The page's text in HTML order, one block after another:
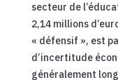
secteur de
2,14 millions
« défensif », est
d’incertitude
généralement